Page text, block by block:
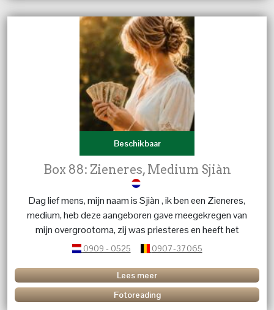
Beschikbaar
Box 88: Zieneres, Medium Sjiàn
Dag lief mens, mijn naam is Sjiàn , ik ben een Zieneres,
medium, heb deze aangeboren gave meegekregen van
mijn overgrootoma, zij was priesteres en heeft het
stokje doorgeven in de familie ,, ik ben al mijn hele leven
mogen begeleiden bij hun processen , reis in het leven.
Geen vraag is mij te gek, ik kom snel tot de kern daar
waar ik moet zijn, met sterke tijdsaanduidingen. Ik doe
0909 - 0525 0907-37065
Lees meer
Fotoreading